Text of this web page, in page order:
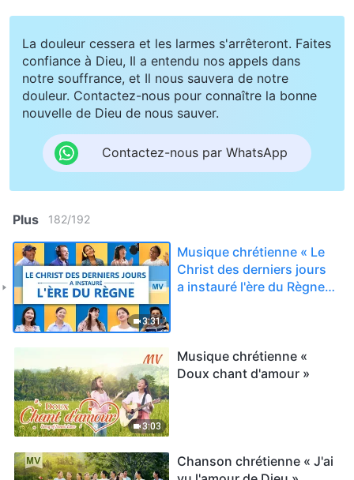
La douleur cessera et les larmes s'arrêteront. Faites
confiance à Dieu, Il a entendu nos appels dans
notre souffrance, et Il nous sauvera de notre
douleur. Contactez-nous pour connaître la bonne
nouvelle de Dieu de nous sauver.
Contactez-nous par WhatsApp
Plus 182/192
3:31
Musique chrétienne « Le
Christ des derniers jours
a instauré l'ère du Règne »
3:03
Musique chrétienne «
Doux chant d'amour »
Chanson chrétienne « J'ai